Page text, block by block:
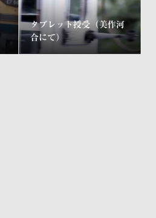
タブレット授受（美作河
合にて）